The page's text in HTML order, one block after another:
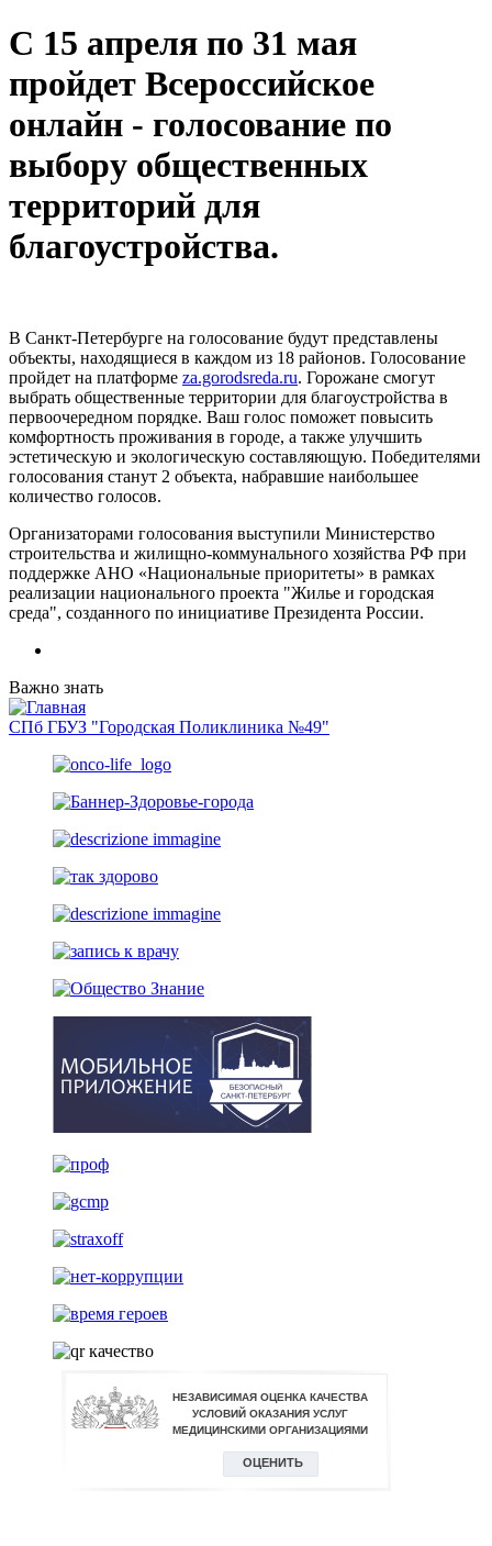
С 15 апреля по 31 мая
пройдет Всероссийское
онлайн - голосование по
выбору общественных
территорий для
благоустройства.
В Санкт‑Петербурге на голосование будут представлены
объекты, находящиеся в каждом из 18 районов. Голосование
пройдет на платформе za.gorodsreda.ru. Горожане смогут
выбрать общественные территории для благоустройства в
первоочередном порядке. Ваш голос поможет повысить
комфортность проживания в городе, а также улучшить
эстетическую и экологическую составляющую. Победителями
голосования станут 2 объекта, набравшие наибольшее
количество голосов.
Организаторами голосования выступили Министерство
строительства и жилищно-коммунального хозяйства РФ при
поддержке АНО «Национальные приоритеты» в рамках
реализации национального проекта "Жилье и городская
среда", созданного по инициативе Президента России.
Важно знать
СПб ГБУЗ "Городская Поликлиника №49"